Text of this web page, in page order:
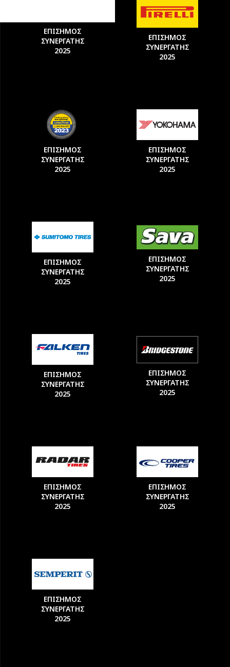
ΕΠΙΣΗΜΟΣ
ΣΥΝΕΡΓΑΤΗΣ
2025
ΕΠΙΣΗΜΟΣ
ΣΥΝΕΡΓΑΤΗΣ
2025
ΕΠΙΣΗΜΟΣ
ΣΥΝΕΡΓΑΤΗΣ
2025
ΕΠΙΣΗΜΟΣ
ΣΥΝΕΡΓΑΤΗΣ
2025
ΕΠΙΣΗΜΟΣ
ΣΥΝΕΡΓΑΤΗΣ
2025
ΕΠΙΣΗΜΟΣ
ΣΥΝΕΡΓΑΤΗΣ
2025
ΕΠΙΣΗΜΟΣ
ΣΥΝΕΡΓΑΤΗΣ
2025
ΕΠΙΣΗΜΟΣ
ΣΥΝΕΡΓΑΤΗΣ
2025
ΕΠΙΣΗΜΟΣ
ΣΥΝΕΡΓΑΤΗΣ
2025
ΕΠΙΣΗΜΟΣ
ΣΥΝΕΡΓΑΤΗΣ
2025
ΕΠΙΣΗΜΟΣ
ΣΥΝΕΡΓΑΤΗΣ
2025